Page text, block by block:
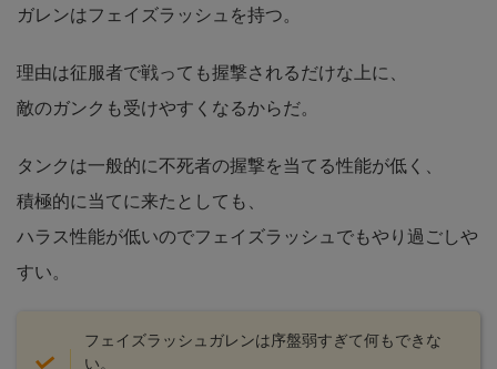
ガレンはフェイズラッシュを持つ。
理由は征服者で戦っても握撃されるだけな上に、
敵のガンクも受けやすくなるからだ。
タンクは一般的に不死者の握撃を当てる性能が低く、
積極的に当てに来たとしても、
ハラス性能が低いのでフェイズラッシュでもやり過ごしや
すい。
フェイズラッシュガレンは序盤弱すぎて何もできな
い。